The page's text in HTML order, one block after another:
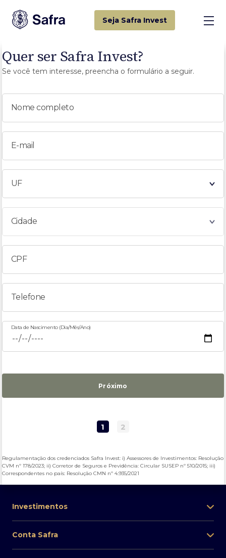
Seja Safra Invest
Quer ser Safra Invest?
Se você tem interesse, preencha o formulário a seguir.
Nome completo
E-mail
UF
Cidade
CPF
Telefone
Data de Nascimento (Dia/Mês/Ano)
Próximo
Li e concordo com os termos de uso e política e privacidade.
Regulamentação dos credenciados Safra Invest: i) Assessores de Investimentos: Resolução
CVM nº 178/2023; ii) Corretor de Seguros e Previdência: Circular SUSEP nº 510/2015; iii)
Correspondentes no país: Resolução CMN nº 4.935/2021
Investimentos
Conta Safra